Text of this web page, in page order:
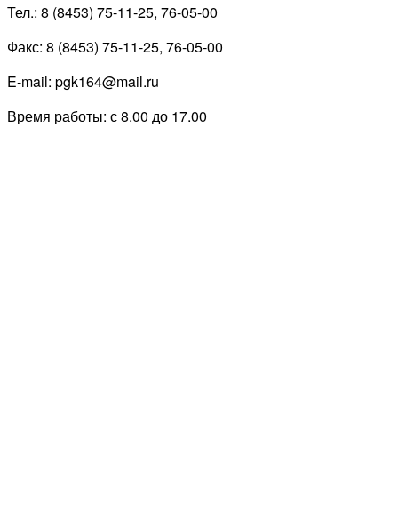
Тел.: 8 (8453) 75-11-25, 76-05-00
Факс: 8 (8453) 75-11-25, 76-05-00
E-mail: pgk164@mail.ru
Время работы: с 8.00 до 17.00